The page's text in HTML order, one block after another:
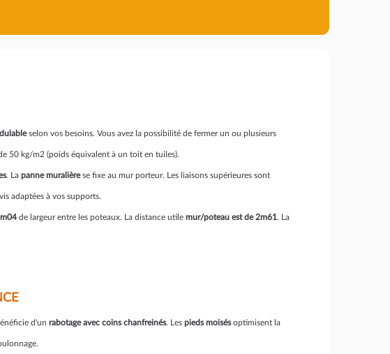
selon vos besoins. Vous avez la possibilité de fermer un ou plusieurs
50 kg/m2 (poids équivalent à un toit en tuiles).
. La panne muralièrese fixe au mur porteur. Les liaisons supérieures sont
adaptées à vos supports.
de largeur entre les poteaux. La distance utile mur/poteau est de 2m61. La
d'un rabotage avec coins chanfreinés. Les pieds moisésoptimisent la